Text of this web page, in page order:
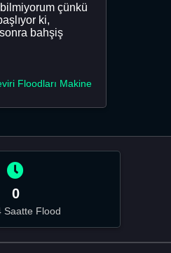
çünkü
ki,
bahşiş
Floodları Makine
0
Saatte Flood